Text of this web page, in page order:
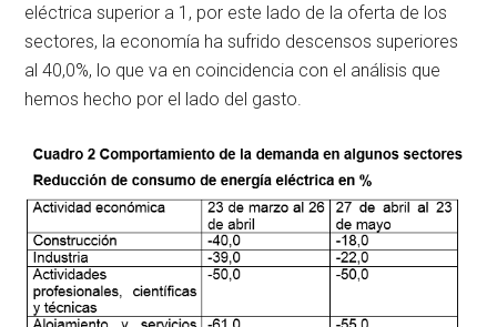
eléctrica superior a 1, por este lado de la oferta de los
sectores, la economía ha sufrido descensos superiores
al 40,0%, lo que va en coincidencia con el análisis que
hemos hecho por el lado del gasto.